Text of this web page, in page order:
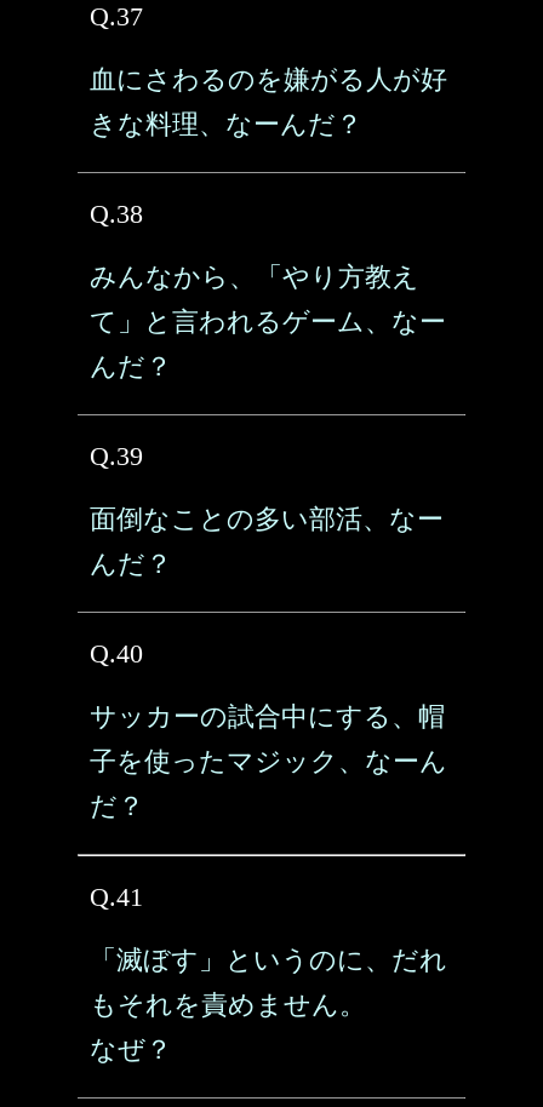
Q.37
血にさわるのを嫌がる人が好
きな料理、なーんだ？
Q.38
みんなから、「やり方教え
て」と言われるゲーム、なー
んだ？
Q.39
面倒なことの多い部活、なー
んだ？
Q.40
サッカーの試合中にする、帽
子を使ったマジック、なーん
だ？
Q.41
「滅ぼす」というのに、だれ
もそれを責めません。
なぜ？